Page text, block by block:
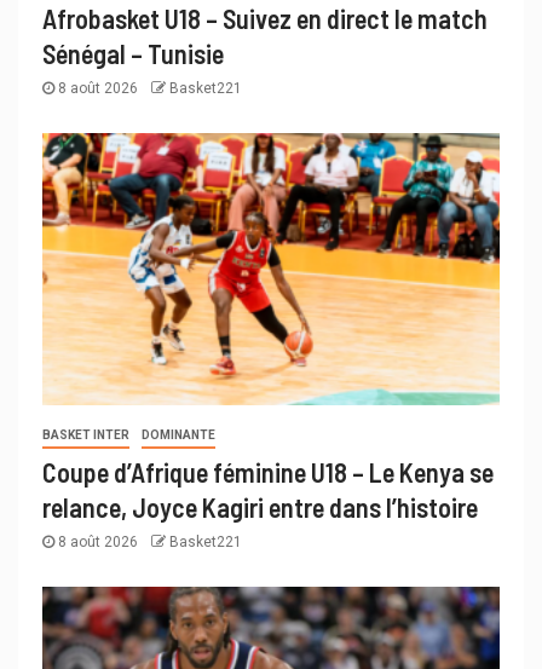
Afrobasket U18 – Suivez en direct le match
Sénégal – Tunisie
8 août 2026 Basket221
BASKET INTER DOMINANTE
Coupe d’Afrique féminine U18 – Le Kenya se
relance, Joyce Kagiri entre dans l’histoire
8 août 2026 Basket221